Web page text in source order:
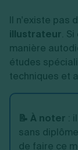
Il n'existe pas
illustrateur.
manière
études
techniques et
📝 À noter :
sans
de faire ce